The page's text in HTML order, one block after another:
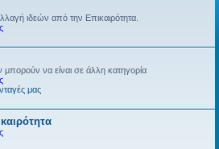
ιδεών από την Επικαιρότητα.
να είναι σε άλλη κατηγορία
μας